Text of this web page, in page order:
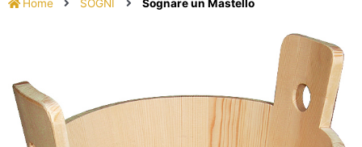
Home SOGNI Sognare un Mastello